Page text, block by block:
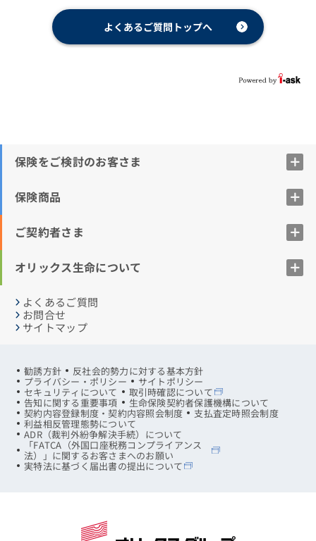
よくあるご質問トップへ
保険をご検討のお客さま
保険商品
ご契約者さま
オリックス生命について
よくあるご質問
お問合せ
サイトマップ
勧誘方針 反社会的勢力に対する基本方針
プライバシー・ポリシー サイトポリシー
セキュリティについて 取引時確認について
告知に関する重要事項 生命保険契約者保護機構について
契約内容登録制度・契約内容照会制度 支払査定時照会制度
利益相反管理態勢について
ADR（裁判外紛争解決手続）について
「FATCA（外国口座税務コンプライアンス
法）」に関するお客さまへのお願い
実特法に基づく届出書の提出について